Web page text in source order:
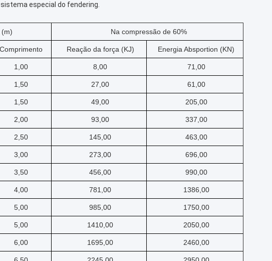
especial do fendering.
(m) Na compressão de 60%
Comprimento Reação da força (KJ) Energia Absportion (KN)
1,00 8,00 71,00
1,50 27,00 61,00
1,50 49,00 205,00
2,00 93,00 337,00
2,50 145,00 463,00
3,00 273,00 696,00
3,50 456,00 990,00
4,00 781,00 1386,00
5,00 985,00 1750,00
5,00 1410,00 2050,00
6,00 1695,00 2460,00